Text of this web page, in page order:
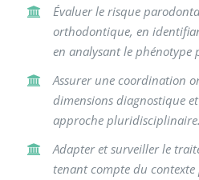
Évaluer le risque
orthodontique, en
en analysant le phénotype
Assurer une coordination
dimensions diagnostique
approche pluridisciplinaire.
Adapter et surveiller le
tenantcompte du